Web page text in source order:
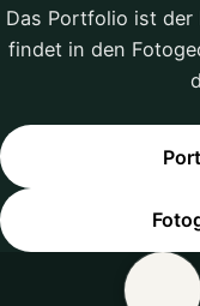
Das Portfolio ist der
findet in den